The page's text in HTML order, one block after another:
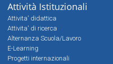
Attività Istituzionali
Attivita' didattica
Attivita' di ricerca
Alternanza Scuola/Lavoro
E-Learning
Progetti internazionali